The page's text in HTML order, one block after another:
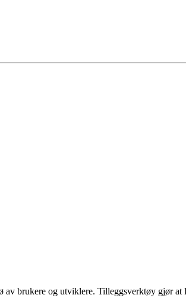
brukere og utviklere. Tilleggsverktøy gjør at